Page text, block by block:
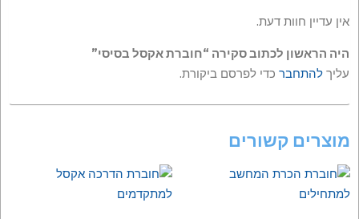
אין עדיין חוות דעת.
היה הראשון לכתוב סקירה “חוברת אקסל בסיסי”
עליך להתחבר כדי לפרסם ביקורת.
מוצרים קשורים